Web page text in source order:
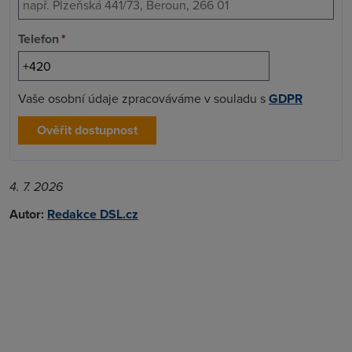
Telefon*
Vaše osobní údaje zpracováváme v souladu sGDPR
Ověřit dostupnost
4. 7. 2026
Autor: Redakce DSL.cz